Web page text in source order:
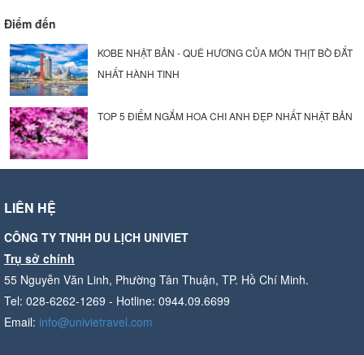
Điểm đến
KOBE NHẬT BẢN - QUÊ HƯƠNG CỦA MÓN THỊT BÒ ĐẮT
NHẤT HÀNH TINH
TOP 5 ĐIỂM NGẮM HOA CHI ANH ĐẸP NHẤT NHẬT BẢN
LIÊN HỆ
CÔNG TY TNHH DU LỊCH UNIVIET
Trụ sở chính
55 Nguyễn Văn Linh, Phường Tân Thuận, TP. Hồ Chí Minh.
Tel: 028-6262-1269 - Hotline: 0944.09.6699
Email: info@univietravel.com